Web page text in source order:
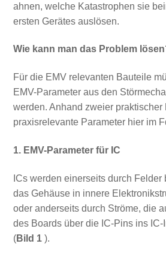
ahnen, welche Katastrophen sie
ersten Gerätes auslösen.
Wie kann man das Problem
Für die EMV relevanten Bauteile
EMV-Parameter aus den
werden. Anhand zweier
praxisrelevante Parameter hier im
1. EMV-Parameter für IC
ICs werden einerseits durch
das Gehäuse in innere
oder anderseits durch Ströme, die
des Boards über die IC-Pins ins
(Bild 1).